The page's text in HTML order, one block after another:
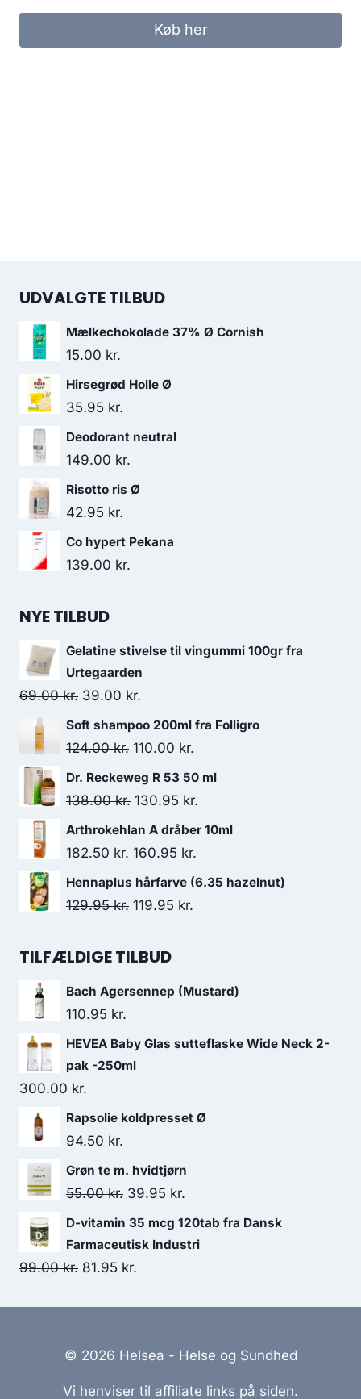
Køb her
UDVALGTE TILBUD
Mælkechokolade 37% Ø Cornish
15.00 kr.
Hirsegrød Holle Ø
35.95 kr.
Deodorant neutral
149.00 kr.
Risotto ris Ø
42.95 kr.
Co hypert Pekana
139.00 kr.
NYE TILBUD
Gelatine stivelse til vingummi 100gr fra
Urtegaarden
69.00kr. Den
oprindelige
pris
69.00 kr..
39.00 kr.
aktuelle
pris
39.00 kr..
Soft shampoo 200ml fra Folligro
124.00kr. Den
oprindelige
pris
124.00 kr..
110.00 kr.
aktuelle
pris
Dr. Reckeweg R 53 50 ml
138.00kr. Den
oprindelige
pris
var:
138.00 kr..
130.95 kr.
aktuelle
Arthrokehlan A dråber 10ml
182.50kr. Den
oprindelige
pris
182.50 kr..
160.95 kr.
aktuelle
Hennaplus hårfarve (6.35 hazelnut)
129.95kr. Den
pris
129.95 kr..
119.95 kr.
119.95 kr..
TILFÆLDIGE TILBUD
Bach Agersennep (Mustard)
110.95 kr.
HEVEA Baby Glas sutteflaske Wide Neck 2-
pak -250ml
300.00 kr.
Rapsolie koldpresset Ø
94.50 kr.
Grøn te m. hvidtjørn
55.00kr. Den
oprindelige
pris
var:
39.95 kr.
aktuelle
pris
D-vitamin 35 mcg 120tab fra Dansk
Farmaceutisk Industri
99.00kr. Den
99.00 kr..
81.95 kr.
81.95 kr..
© 2026 Helsea - Helse og Sundhed
Vi henviser til affiliate links på siden.